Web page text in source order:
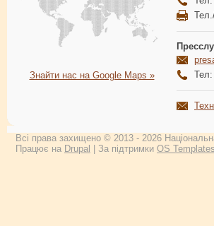
Знайти нас на Google Maps »
Тел:
Всі права захищено © 2013 - 2026
Працює на Drupal | За підтримки OS Templates